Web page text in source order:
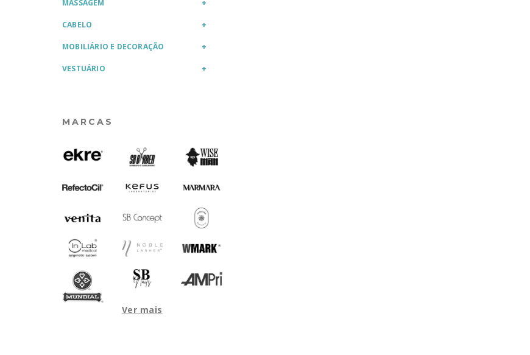
MASSAGEM
CABELO
MOBILIÁRIO E DECORAÇÃO
VESTUÁRIO
MARCAS
Ver mais